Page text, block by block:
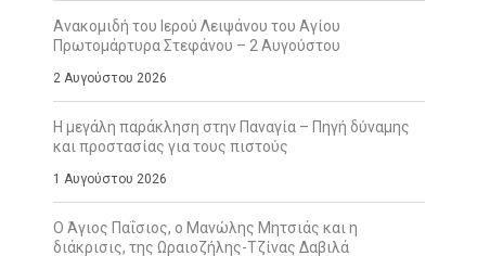
Ανακομιδή του Ιερού Λειψάνου του Αγίου
Πρωτομάρτυρα Στεφάνου – 2 Αυγούστου
2 Αυγούστου 2026
Η μεγάλη παράκληση στην Παναγία – Πηγή δύναμης
και προστασίας για τους πιστούς
1 Αυγούστου 2026
Ο Άγιος Παΐσιος, ο Μανώλης Μητσιάς και η
διάκρισις, της Ωραιοζήλης-Τζίνας Δαβιλά